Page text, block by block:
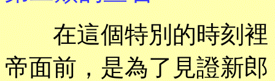
在這個特別的時刻裡
帝面前，是為了見證新